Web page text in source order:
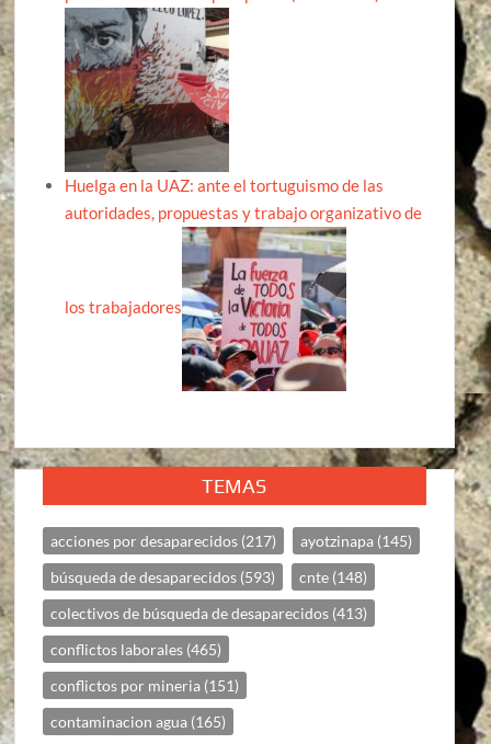
Huelga en la UAZ: ante el tortuguismo de las
autoridades, propuestas y trabajo organizativo de
los trabajadores
TEMAS
acciones por desaparecidos (217) ayotzinapa (145)
búsqueda de desaparecidos (593) cnte (148)
colectivos de búsqueda de desaparecidos (413)
conflictos laborales (465)
conflictos por mineria (151)
contaminacion agua (165)